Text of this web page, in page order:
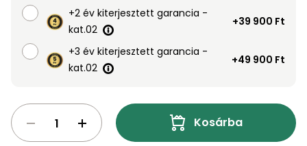
Öntözéstechnika
Szivattyú
mosó
Seprőgép
légkondícionálók
+2 év kiterjesztett garancia -
kat.02
+39 900 Ft
+3 év kiterjesztett garancia -
kat.02
+49 900 Ft
Kosárba